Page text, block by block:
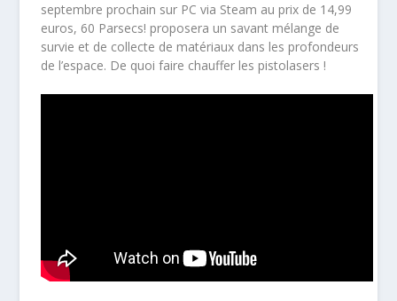
septembre prochain sur PC via Steam au prix de 14,99
euros, 60 Parsecs! proposera un savant mélange de
survie et de collecte de matériaux dans les profondeurs
de l’espace. De quoi faire chauffer les pistolasers !